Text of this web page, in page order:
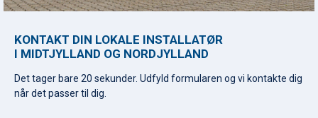
KONTAKT DIN LOKALE INSTALLATØR
I MIDTJYLLAND OG NORDJYLLAND
Det tager bare 20 sekunder. Udfyld formularen og vi kontakte dig
når det passer til dig.